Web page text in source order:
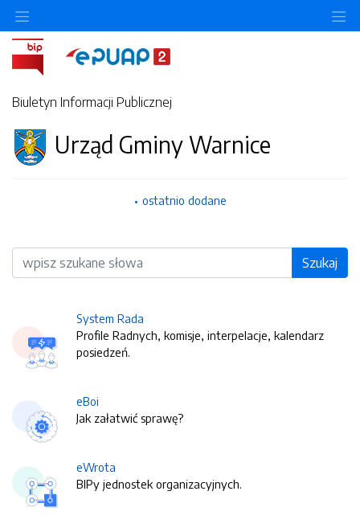
Biuletyn Informacji Publicznej
Urząd Gminy Warnice
ostatnio dodane
Wyszukiwarka Szukaj
System Rada
Profile Radnych, komisje, interpelacje, kalendarz
posiedzeń.
eBoi
Jak załatwić sprawę?
eWrota
BIPy jednostek organizacyjnych.